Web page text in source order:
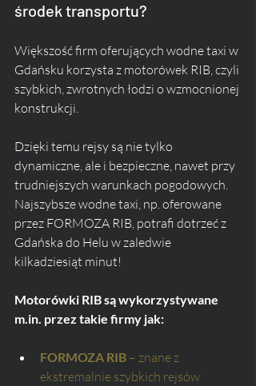
środek transportu?
Większość firm oferujących wodne taxi w
Gdańsku korzysta z motorówek RIB, czyli
szybkich, zwrotnych łodzi o wzmocnionej
konstrukcji.
Dzięki temu rejsy są nie tylko
dynamiczne, ale i bezpieczne, nawet przy
trudniejszych warunkach pogodowych.
Najszybsze wodne taxi, np. oferowane
przez FORMOZA RIB, potrafi dotrzeć z
Gdańska do Helu w zaledwie
kilkadziesiąt minut!
Motorówki RIB są wykorzystywane
m.in. przez takie firmy jak:
FORMOZA RIB – znane z
ekstremalnie szybkich rejsów